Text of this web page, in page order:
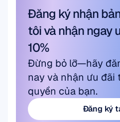
Đăng ký nhận
tôi và nhận ngay
10%
Đừng bỏ lỡ—hãy
nay và nhận ưu đãi
quyền của bạn.
Đăng ký